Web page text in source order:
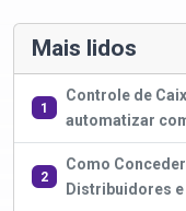
Mais lidos
1
Controle de
automatizar
2
Como
Distribuidores